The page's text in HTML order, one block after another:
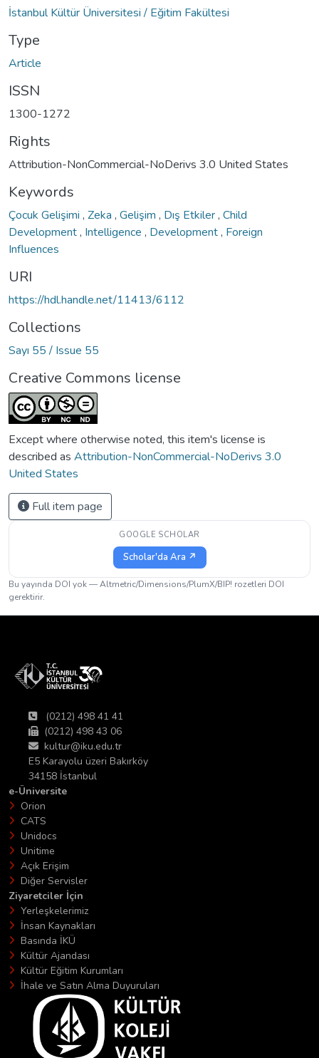
İstanbul Kültür Üniversitesi / Eğitim Fakültesi
Type
Article
ISSN
1300-1272
Rights
Attribution-NonCommercial-NoDerivs 3.0 United States
Keywords
Çocuk Gelişimi , Zeka , Gelişim , Dış Etkiler, Child
Development, Intelligence , Development, Foreign
Influences
URI
https://hdl.handle.net/11413/6112
Collections
Sayı 55 / Issue 55
Creative Commons license
Except where otherwise noted, this item's license is
described as Attribution-NonCommercial-NoDerivs 3.0
United States
Full item page
GOOGLE SCHOLAR
Scholar'da Ara ↗
Bu yayında DOI yok — Altmetric/Dimensions/PlumX/BIP! rozetleri DOI
gerektirir.
(0212) 498 41 41
(0212) 498 43 06
kultur@iku.edu.tr
E5 Karayolu üzeri Bakırköy
34158 İstanbul
e-Üniversite
Orion
CATS
Unidocs
Unitime
Açık Erişim
Diğer Servisler
Ziyaretciler İçin
Yerleşkelerimiz
İnsan Kaynakları
Basında İKÜ
Kültür Ajandası
Kültür Eğitim Kurumları
İhale ve Satın Alma Duyuruları